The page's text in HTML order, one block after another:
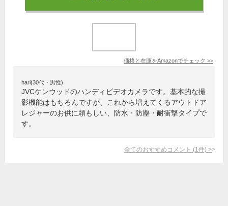
価格と在庫をAmazonでチェック >>
hari(30代・男性)
‎JVCケンウッドのハンディビデオカメラです。基本的な撮
影機能はもちろんですが、これから増えてくるアウトドア
レジャーのお供に頼もしい、防水・防塵・耐衝撃タイプで
す。
全てのおすすめコメント (1 件) >